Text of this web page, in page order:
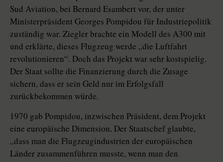
Sud Aviation, bei Bernard Esambert vor, der unter
Ministerpräsident Georges Pompidou für Industriepolitik
zuständig war. Ziegler brachte ein Modell des A300 mit
und erklärte, dieses Flugzeug werde „die Luftfahrt
revolutionieren“. Doch das Projekt war sehr kostspielig.
Der Staat sollte die Finanzierung durch die Zusage
sichern, dass er sein Geld nur im Erfolgsfall
zurückbekommen würde.
1970 gab Pompidou, inzwischen Präsident, dem Projekt
eine europäische Dimension. Der Staatschef glaubte,
„dass man die Flugzeugindustrien der europäischen
Länder zusammenführen musste, wenn man den